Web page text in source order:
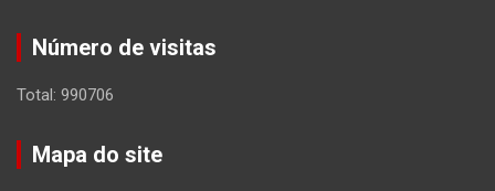
Número de visitas
Total: 990706
Mapa do site